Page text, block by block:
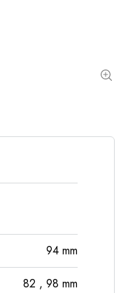
94 mm
82 , 98 mm